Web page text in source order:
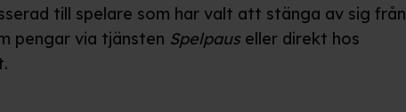
till spelare som har valt att stänga av sig från
pengar via tjänsten Spelpaus eller direkt hos